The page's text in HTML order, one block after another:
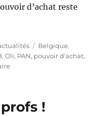
d’achat reste
Étiquettes
Belgique,
,Oli, PAN, pouvoir d'achat,
sur
!